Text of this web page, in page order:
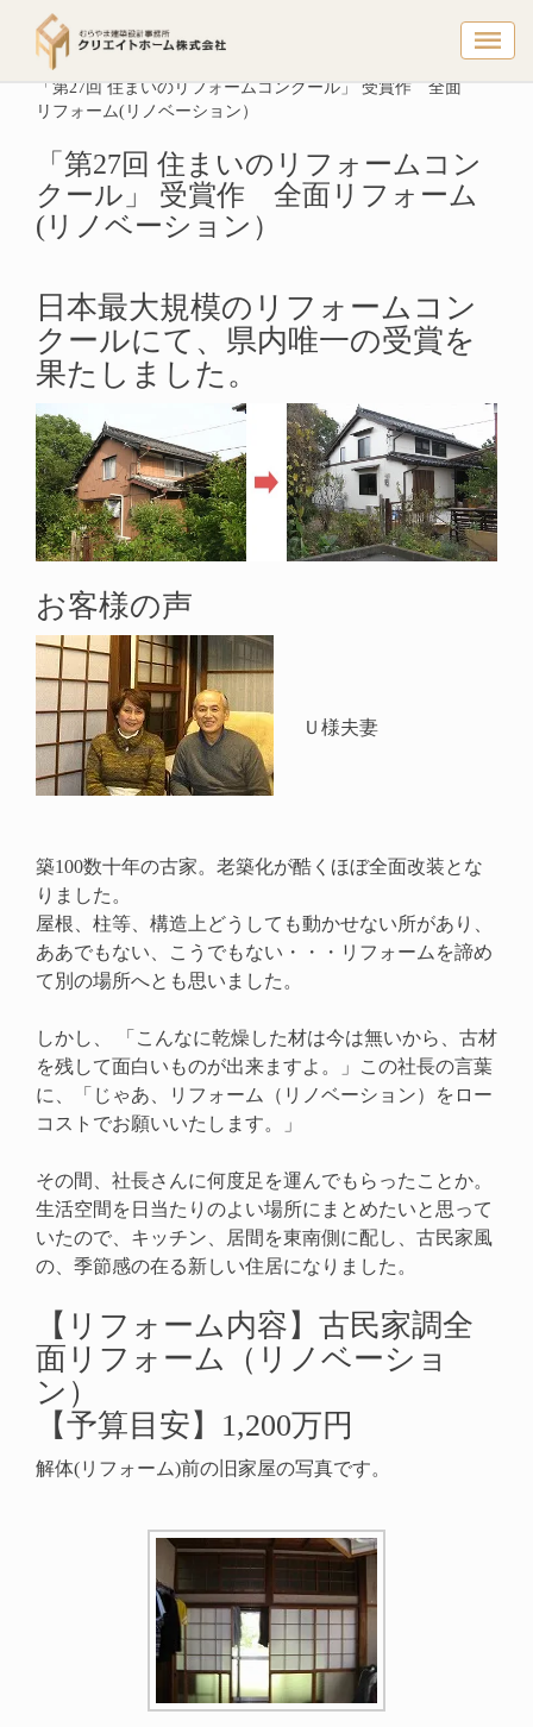
「第27
トップページ
「第27回 住まいのリフォームコンクール」 受賞作 全面
リフォーム(リノベーション）
「第27回 住まいのリフォームコン
クール」 受賞作 全面リフォーム
(リノベーション）
日本最大規模のリフォームコン
クールにて、県内唯一の受賞を
果たしました。
お客様の声
Ｕ様夫妻
築100数十年の古家。老築化が酷くほぼ全面改装とな
りました。
屋根、柱等、構造上どうしても動かせない所があり、
ああでもない、こうでもない・・・リフォームを諦め
て別の場所へとも思いました。
しかし、 「こんなに乾燥した材は今は無いから、古材
を残して面白いものが出来ますよ。」この社長の言葉
に、「じゃあ、リフォーム（リノベーション）をロー
コストでお願いいたします。」
その間、社長さんに何度足を運んでもらったことか。
生活空間を日当たりのよい場所にまとめたいと思って
いたので、キッチン、居間を東南側に配し、古民家風
の、季節感の在る新しい住居になりました。
【リフォーム内容】古民家調全
面リフォーム（リノベーショ
ン）
【予算目安】1,200万円
解体(リフォーム)前の旧家屋の写真です。